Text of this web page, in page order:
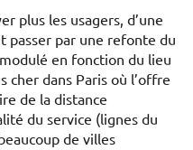
plus les usagers, d’une
passer par une refonte du
en fonction du lieu
cher dans Paris où l’offre
de la distance
du service (lignes du
de villes